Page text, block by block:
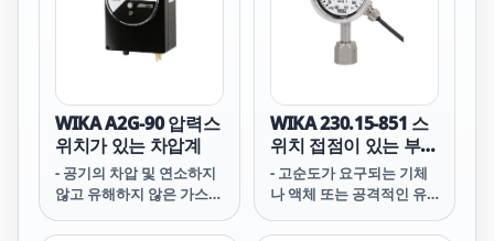
WIKA A2G-90 압력스
위치가 있는 차압계
- 공기의 차압 및 연소하지
않고 유해하지 않은 가스
WIKA 230.15-851 스
위치 접점이 있는 부르
동관 압력계
- 고순도가 요구되는 기체
나 액체 또는 공격적인 유